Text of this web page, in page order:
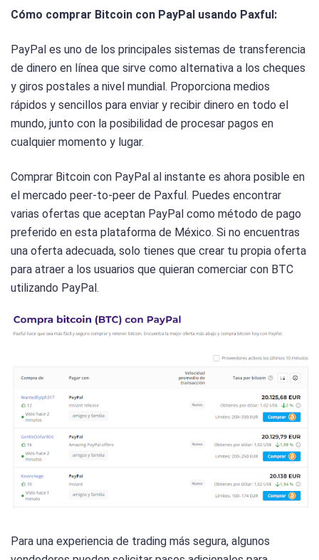
Cómo comprar Bitcoin con PayPal usando Paxful:
PayPal es uno de los principales sistemas de transferencia
de dinero en línea que sirve como alternativa a los cheques
y giros postales a nivel mundial. Proporciona medios
rápidos y sencillos para enviar y recibir dinero en todo el
mundo, junto con la posibilidad de procesar pagos en
cualquier momento y lugar.
Comprar Bitcoin con PayPal al instante es ahora posible en
el mercado peer-to-peer de Paxful. Puedes encontrar
varias ofertas que aceptan PayPal como método de pago
preferido en esta plataforma de México. Si no encuentras
una oferta adecuada, solo tienes que crear tu propia oferta
para atraer a los usuarios que quieran comerciar con BTC
utilizando PayPal.
Para una experiencia de trading más segura, algunos